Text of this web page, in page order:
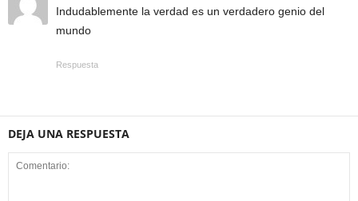
Indudablemente la verdad es un verdadero genio del
mundo
Respuesta
DEJA UNA RESPUESTA